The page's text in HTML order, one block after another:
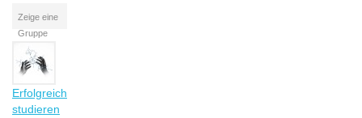
Zeige eine
Gruppe
Erfolgreich
studieren